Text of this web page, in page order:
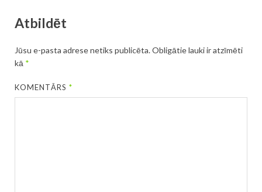
Atbildēt
Jūsu e-pasta adrese netiks publicēta.Obligātie lauki ir atzīmēti
kā *
KOMENTĀRS*